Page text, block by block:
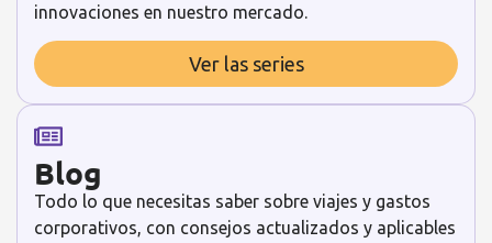
innovaciones en nuestro mercado.
Ver las series
Blog
Todo lo que necesitas saber sobre viajes y gastos
corporativos, con consejos actualizados y aplicables